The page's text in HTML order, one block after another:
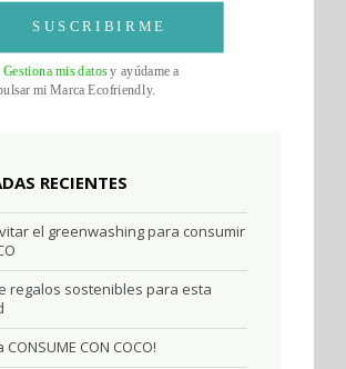
Gestiona mis datosy ayúdame a
mi Marca Ecofriendly.
SUSCRIBIRME
RECIENTES
el greenwashing para consumir
regalos sostenibles para esta
CONSUME CON COCO!